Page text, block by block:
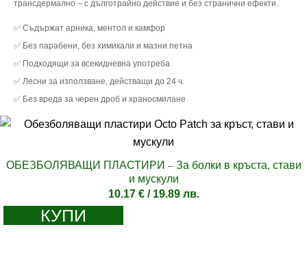
трансдермално – с дълготрайно действие и без странични ефекти.
✅ Съдържат арника, ментол и камфор
✅ Без парабени, без химикали и мазни петна
✅ Подходящи за всекидневна употреба
✅ Лесни за използване, действащи до 24 ч.
✅ Без вреда за черен дроб и храносмилане
ОБЕЗБОЛЯВАЩИ ПЛАСТИРИ – За болки в кръста, стави
и мускули
10.17 €/ 19.89 лв.
КУПИ